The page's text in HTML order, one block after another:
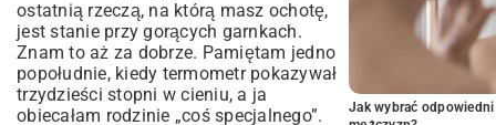
ostatnią rzeczą, na którą masz ochotę,
jest stanie przy gorących garnkach.
Znam to aż za dobrze. Pamiętam jedno
popołudnie, kiedy termometr pokazywał
trzydzieści stopni w cieniu, a ja
obiecałam rodzinie „coś specjalnego”.
Jak wybrać